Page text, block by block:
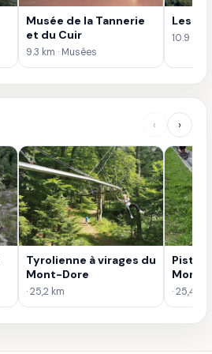
Musée de la Tannerie
et du Cuir
9.3 km · Musées
Les
10.9 km ·
‹ ›
Tyrolienne à virages du
Mont-Dore
· 25,2 km
Piste
Mont-
· 25,4 km